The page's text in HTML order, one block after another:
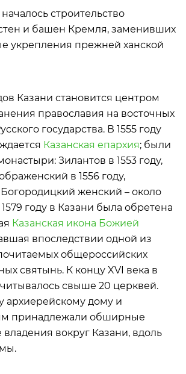
началось строительство
и башен Кремля, заменивших
укрепления прежней ханской
Казани становится центром
православия на восточных
государства. В 1555 году
Казанская епархия; были
Зилантов в 1553 году,
в 1556 году,
женский – около
1579 году в Казани была обретена
Казанская икона Божией
впоследствии одной из
общероссийских
святынь. К концу XVI века в
свыше 20 церквей.
архиерейскому дому и
принадлежали обширные
вокруг Казани, вдоль